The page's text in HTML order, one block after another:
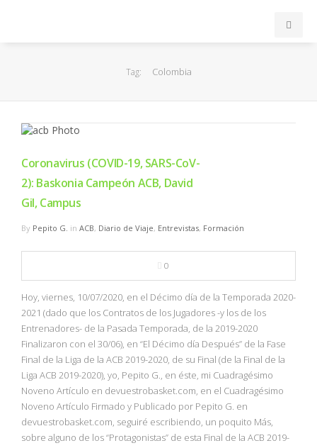
EuroLeague
FIBA
OTROS
NBA
MULTIMEDIA
Tag: Colombia
Coronavirus (COVID-19, SARS-CoV-
2): Baskonia Campeón ACB, David
Gil, Campus
By Pepito G. in ACB, Diario de Viaje, Entrevistas, Formación
0
Hoy, viernes, 10/07/2020, en el Décimo día de la Temporada 2020-
2021 (dado que los Contratos de los Jugadores -y los de los
Entrenadores- de la Pasada Temporada, de la 2019-2020
Finalizaron con el 30/06), en “El Décimo día Después” de la Fase
Final de la Liga de la ACB 2019-2020, de su Final (de la Final de la
Liga ACB 2019-2020), yo, Pepito G., en éste, mi Cuadragésimo
Noveno Artículo en devuestrobasket.com, en el Cuadragésimo
Noveno Artículo Firmado y Publicado por Pepito G. en
devuestrobasket.com, seguiré escribiendo, un poquito Más,
sobre alguno de los “Protagonistas” de esta Final de la ACB 2019-